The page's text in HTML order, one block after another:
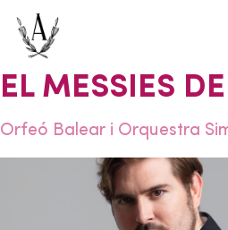
Skip
to
content
EL MESSIES
Orfeó Balear i Orquestra